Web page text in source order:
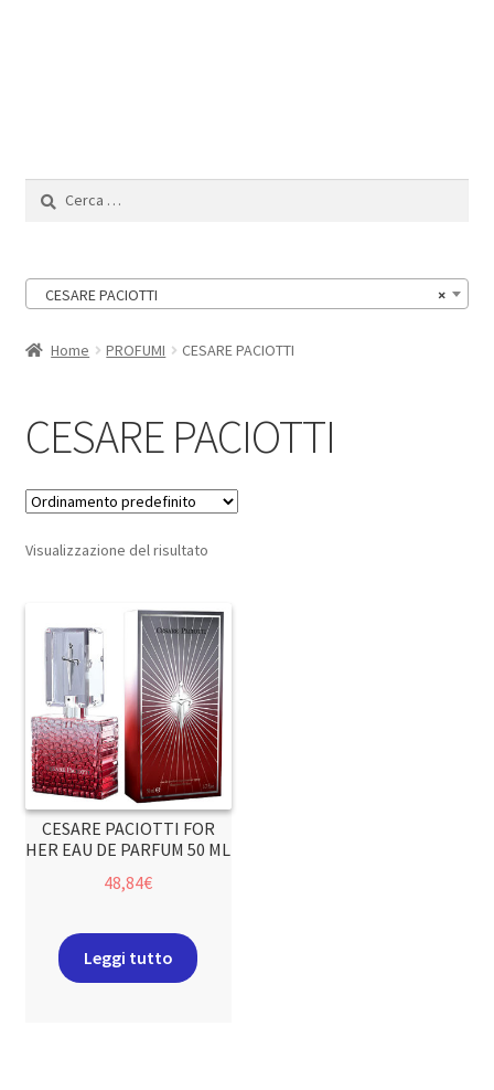
×
CESARE PACIOTTI
Home PROFUMI CESARE PACIOTTI
CESARE PACIOTTI
Visualizzazione del risultato
CESARE PACIOTTI FOR
HER EAU DE PARFUM 50 ML
48,84€
Leggi tutto